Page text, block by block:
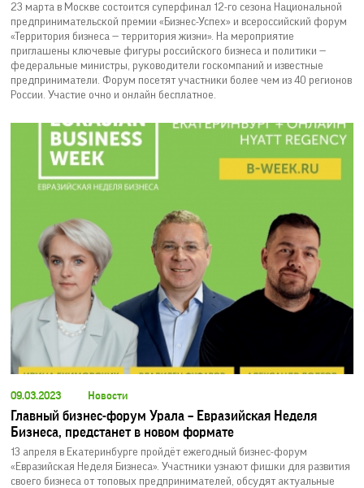
23 марта в Москве состоится суперфинал 12-го сезона Национальной
предпринимательской премии «Бизнес-Успех» и всероссийский форум
«Территория бизнеса — территория жизни». На мероприятие
приглашены ключевые фигуры российского бизнеса и политики —
федеральные министры, руководители госкомпаний и известные
предприниматели. Форум посетят участники более чем из 40 регионов
России. Участие очно и онлайн бесплатное.
09.03.2023 Новости
Главный бизнес-форум Урала – Евразийская Неделя
Бизнеса, предстанет в новом формате
13 апреля в Екатеринбурге пройдёт ежегодный бизнес-форум
«Евразийская Неделя Бизнеса». Участники узнают фишки для развития
своего бизнеса от топовых предпринимателей, обсудят актуальные